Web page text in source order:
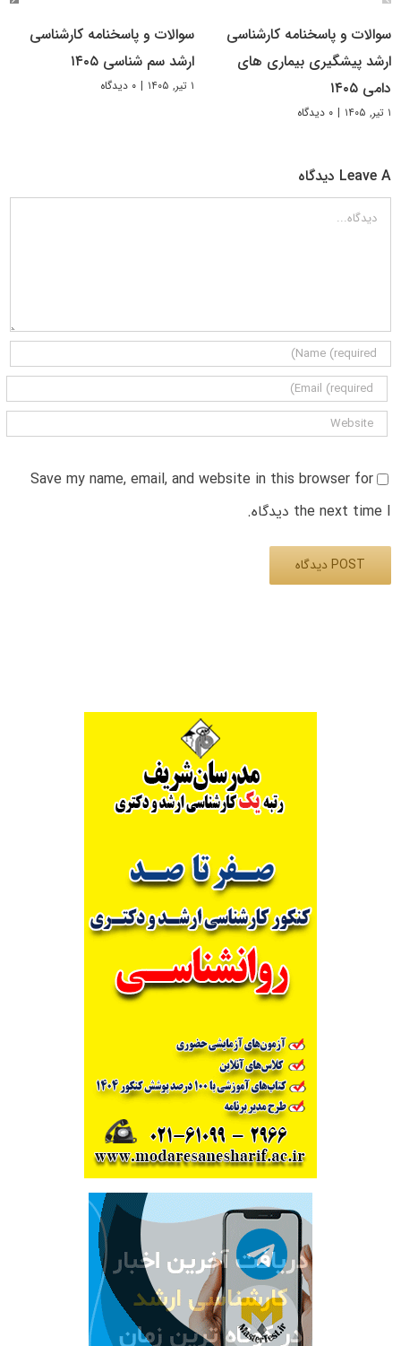
سوالات و پاسخنامه کارشناسی
ارشد پیشگیری بیماری های
دامی ۱۴۰۵
۱ تیر, ۱۴۰۵ | ۰ دیدگاه
سوالات و پاسخنامه کارشناسی
ارشد سم شناسی ۱۴۰۵
۱ تیر, ۱۴۰۵ | ۰ دیدگاه
Leave A دیدگاه
دیدگاه
Save my name, email, and website in this browser for
the next time I دیدگاه.